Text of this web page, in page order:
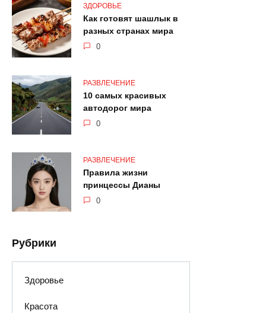
ЗДОРОВЬЕ
Как готовят шашлык в
разных странах мира
0
РАЗВЛЕЧЕНИЕ
10 самых красивых
автодорог мира
0
РАЗВЛЕЧЕНИЕ
Правила жизни
принцессы Дианы
0
Рубрики
Здоровье
Красота